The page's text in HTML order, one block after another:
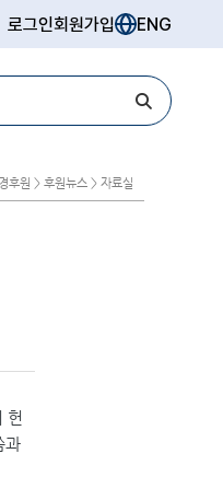
로그인회원가입 ENG
후원 > 후원뉴스 > 자료실
헌
과